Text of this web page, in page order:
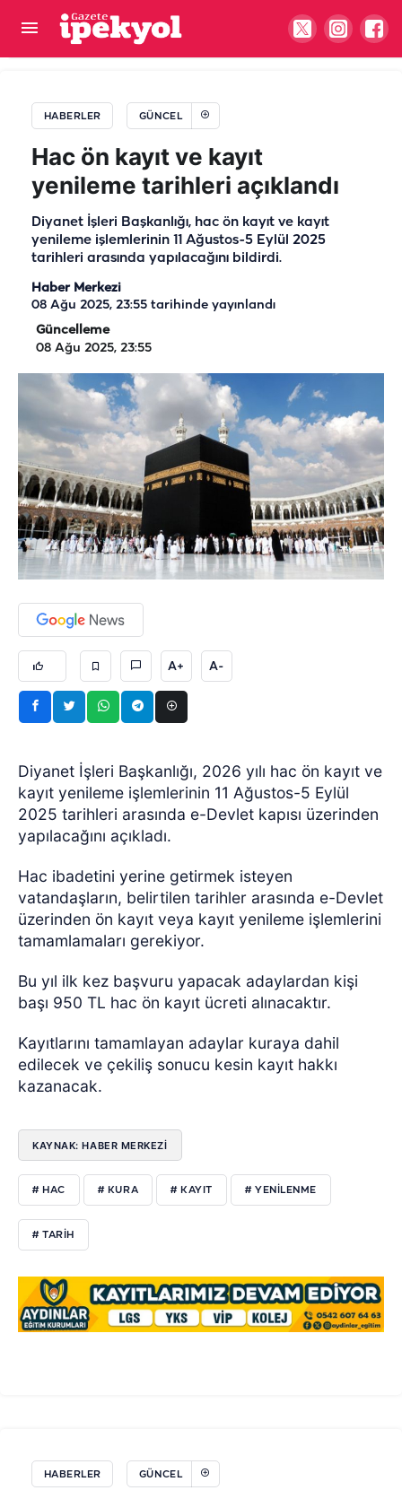
HABERLER GÜNCEL
Hac ön kayıt ve kayıt
yenileme tarihleri açıklandı
Diyanet İşleri Başkanlığı, hac ön kayıt ve kayıt
yenileme işlemlerinin 11 Ağustos-5 Eylül 2025
tarihleri arasında yapılacağını bildirdi.
Haber Merkezi
08 Ağu 2025, 23:55 tarihinde yayınlandı
Güncelleme
08 Ağu 2025, 23:55
A+ A-
Diyanet İşleri Başkanlığı, 2026 yılı hac ön kayıt ve
kayıt yenileme işlemlerinin 11 Ağustos-5 Eylül
2025 tarihleri arasında e-Devlet kapısı üzerinden
yapılacağını açıkladı.
Hac ibadetini yerine getirmek isteyen
vatandaşların, belirtilen tarihler arasında e-Devlet
üzerinden ön kayıt veya kayıt yenileme işlemlerini
tamamlamaları gerekiyor.
Bu yıl ilk kez başvuru yapacak adaylardan kişi
başı 950 TL hac ön kayıt ücreti alınacaktır.
Kayıtlarını tamamlayan adaylar kuraya dahil
edilecek ve çekiliş sonucu kesin kayıt hakkı
kazanacak.
KAYNAK: HABER MERKEZI
# HAC # KURA # KAYIT # YENILENME
# TARIH
HABERLER GÜNCEL
TÜİK açıkladı! Temmuz enflasyonu belli oldu